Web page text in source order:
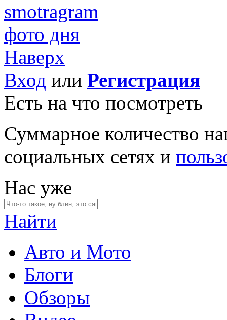
smotragram
фото дня
Наверх
Вход или Регистрация
Есть на что посмотреть
Суммарное количество
социальных сетях и
Нас уже
Найти
Авто и Мото
Блоги
Обзоры